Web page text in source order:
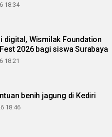
18:34
digital, Wismilak Foundation
2026 bagi siswa Surabaya
18:21
benih jagung di Kediri
18:46